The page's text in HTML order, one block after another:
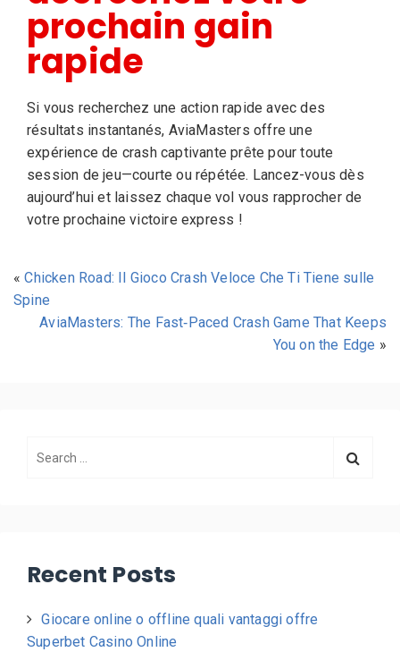
prochain gain
rapide
Si vous recherchez une action rapide avec des
résultats instantanés, AviaMasters offre une
expérience de crash captivante prête pour toute
session de jeu—courte ou répétée. Lancez-vous dès
aujourd’hui et laissez chaque vol vous rapprocher de
votre prochaine victoire express !
«Chicken Road: Il Gioco Crash Veloce Che Ti Tiene sulle
Spine
AviaMasters: The Fast‑Paced Crash Game That Keeps
You on the Edge »
Recent Posts
Giocare online o offline quali vantaggi offre
Superbet Casino Online